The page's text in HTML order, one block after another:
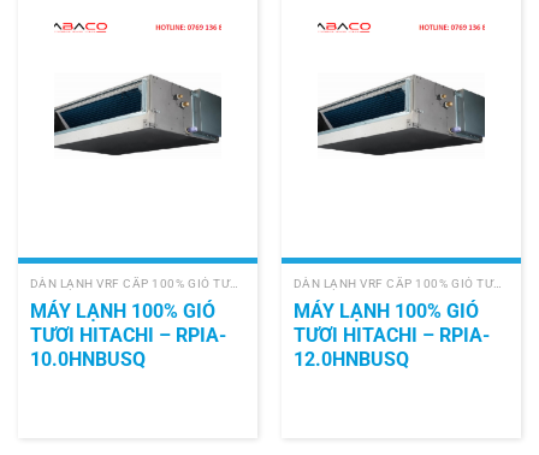
DÀN LẠNH VRF CẤP 100% GIÓ TƯƠI (PAU)
MÁY LẠNH 100% GIÓ
TƯƠI HITACHI – RPIA-
10.0HNBUSQ
DÀN LẠNH VRF CẤP 100% GIÓ TƯƠI (PAU)
MÁY LẠNH 100% GIÓ
TƯƠI HITACHI – RPIA-
12.0HNBUSQ